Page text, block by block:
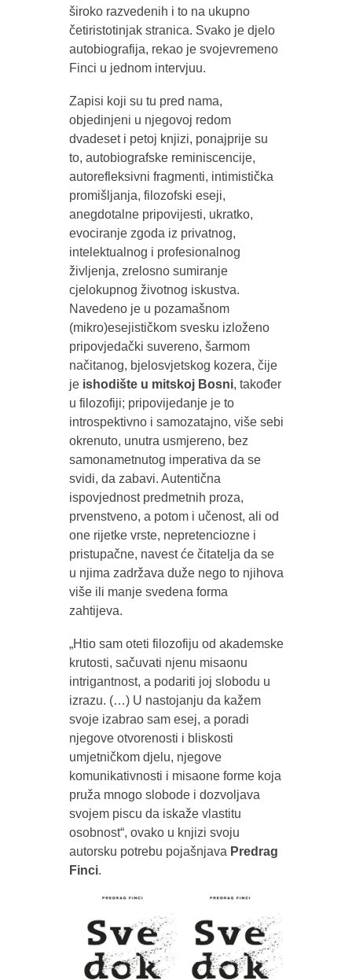
široko razvedenih i to na ukupno
četiristotinjak stranica. Svako je djelo
autobiografija, rekao je svojevremeno
Finci u jednom intervjuu.
Zapisi koji su tu pred nama,
objedinjeni u njegovoj redom
dvadeset i petoj knjizi, ponajprije su
to, autobiografske reminiscencije,
autorefleksivni fragmenti, intimistička
promišljanja, filozofski eseji,
anegdotalne pripovijesti, ukratko,
evociranje zgoda iz privatnog,
intelektualnog i profesionalnog
življenja, zrelosno sumiranje
cjelokupnog životnog iskustva.
Navedeno je u pozamašnom
(mikro)esejističkom svesku izloženo
pripovjedački suvereno, šarmom
načitanog, bjelosvjetskog kozera, čije
je ishodište u mitskoj Bosni, također
u filozofiji; pripovijedanje je to
introspektivno i samozatajno, više sebi
okrenuto, unutra usmjereno, bez
samonametnutog imperativa da se
svidi, da zabavi. Autentična
ispovjednost predmetnih proza,
prvenstveno, a potom i učenost, ali od
one rijetke vrste, nepretenciozne i
pristupačne, navest će čitatelja da se
u njima zadržava duže nego to njihova
više ili manje svedena forma
zahtijeva.
„Htio sam oteti filozofiju od akademske
krutosti, sačuvati njenu misaonu
intrigantnost, a podariti joj slobodu u
izrazu. (…) U nastojanju da kažem
svoje izabrao sam esej, a poradi
njegove otvorenosti i bliskosti
umjetničkom djelu, njegove
komunikativnosti i misaone forme koja
pruža mnogo slobode i dozvoljava
svojem piscu da iskaže vlastitu
osobnost“, ovako u knjizi svoju
autorsku potrebu pojašnjava Predrag
Finci.